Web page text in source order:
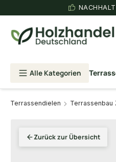
Alle Kategorien
Terrassendielen Terrassenbau
Zurück zur Übersicht